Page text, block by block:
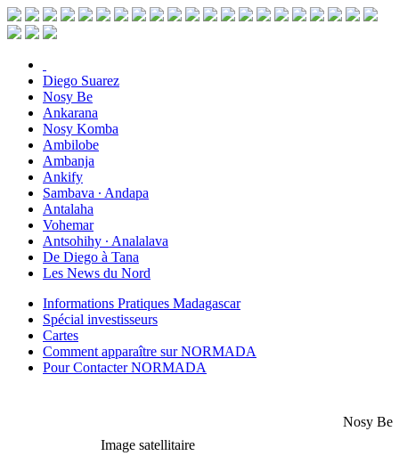
Diego Suarez
Nosy Be
Ankarana
Nosy Komba
Ambilobe
Ambanja
Ankify
Sambava ∙ Andapa
Antalaha
Vohemar
Antsohihy ∙ Analalava
De Diego à Tana
Les News du Nord
Informations Pratiques Madagascar
Spécial investisseurs
Cartes
Comment apparaître sur NORMADA
Pour Contacter NORMADA
Nosy
Image satellitaire